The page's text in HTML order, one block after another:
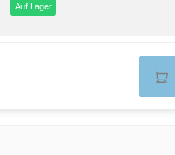
Auf Lager